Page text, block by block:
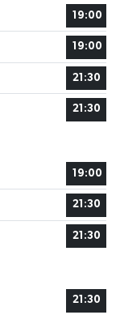
19:00
19:00
21:30
21:30
19:00
21:30
21:30
21:30